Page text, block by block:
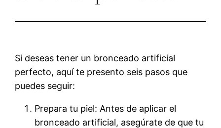
Si deseas tener un bronceado artificial
perfecto, aquí te presento seis pasos que
puedes seguir:
Prepara tu piel: Antes de aplicar el
bronceado artificial, asegúrate de que tu